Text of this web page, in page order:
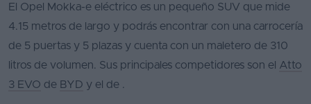
El Opel Mokka-e eléctrico es un pequeño SUV que mide
4.15 metros de largo y podrás encontrar con una carrocería
de 5 puertas y 5 plazas y cuenta con un maletero de 310
litros de volumen. Sus principales competidores son el Atto
3 EVO de BYD y el de .